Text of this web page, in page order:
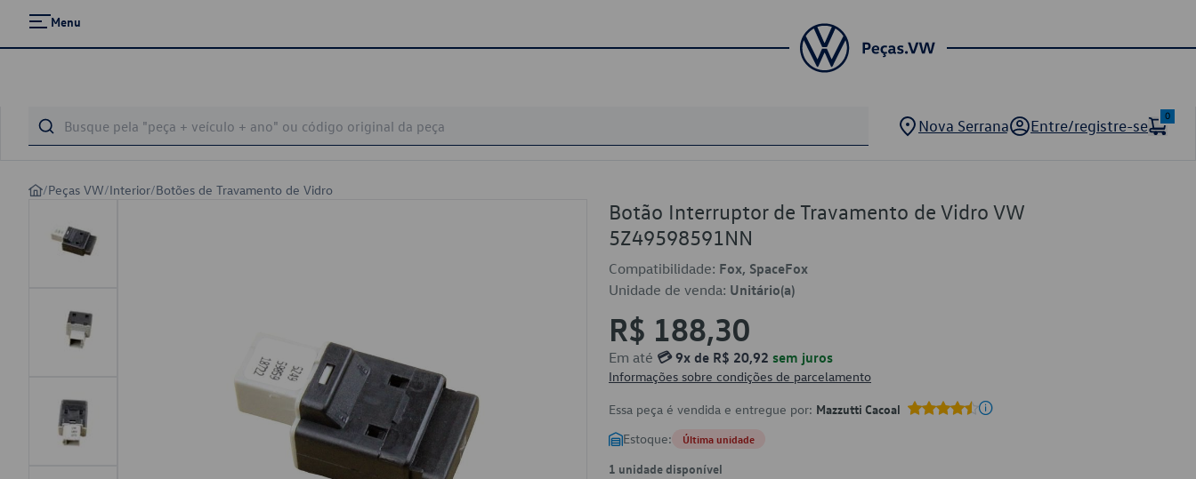
Menu
Nova Serrana Entre/registre-se
0
/Peças VW/Interior/Botões de Travamento de Vidro
Botão Interruptor de Travamento de Vidro VW
5Z49598591NN
Compatibilidade: Fox, SpaceFox
Unidade de venda: Unitário(a)
R$ 188,30
Em até 💳 9x de R$ 20,92 sem juros
Informações sobre condições de parcelamento
Essa peça é vendida e entregue por: Mazzutti Cacoal
Estoque: Última unidade
1 unidade disponível